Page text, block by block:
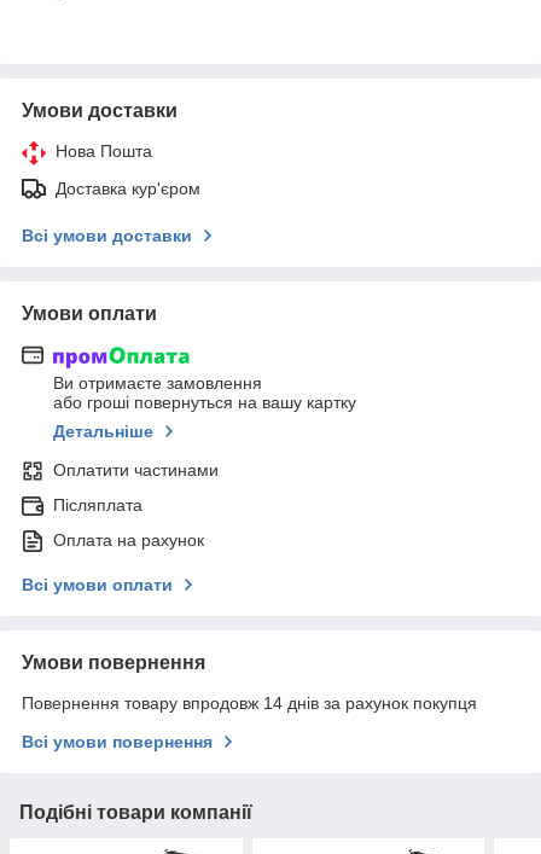
Умови доставки
Нова Пошта
Доставка кур'єром
Всі умови доставки
Умови оплати
Ви отримаєте замовлення
або гроші повернуться на вашу картку
Детальніше
Оплатити частинами
Післяплата
Оплата на рахунок
Всі умови оплати
Умови повернення
Повернення товару впродовж 14 днів за рахунок покупця
Всі умови повернення
Подібні товари компанії